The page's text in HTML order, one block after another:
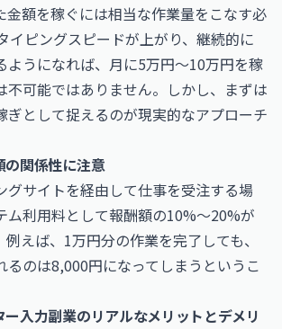
金額を稼ぐには相当な作業量をこなす必
イピングスピードが上がり、継続的に
ようになれば、月に5万円〜10万円を稼
不可能ではありません。しかし、まずは
ぎとして捉えるのが現実的なアプローチ
関係性に注意
グサイトを経由して仕事を受注する場
ム利用料として報酬額の10%〜20%が
えば、1万円分の作業を完了しても、
るのは8,000円になってしまうというこ
ー入力副業のリアルなメリットとデメリ